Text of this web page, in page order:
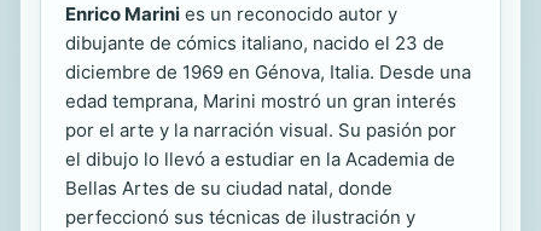
Enrico Marini es un reconocido autor y
dibujante de cómics italiano, nacido el 23 de
diciembre de 1969 en Génova, Italia. Desde una
edad temprana, Marini mostró un gran interés
por el arte y la narración visual. Su pasión por
el dibujo lo llevó a estudiar en la Academia de
Bellas Artes de su ciudad natal, donde
perfeccionó sus técnicas de ilustración y